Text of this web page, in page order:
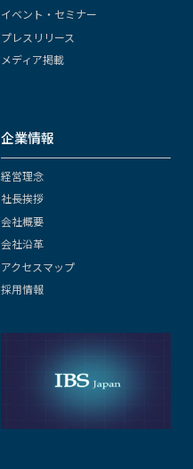
イベント・セミナー
プレスリリース
メディア掲載
企業情報
経営理念
社長挨拶
会社概要
会社沿革
アクセスマップ
採用情報